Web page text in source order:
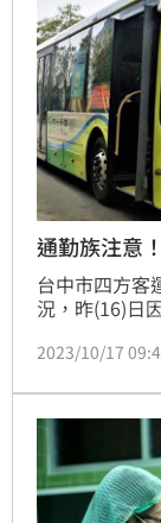
通勤族注意
台中市四方客
況，昨(16)日
公車業者應急
學遲到。交通
實改善，不排
2023/10/17